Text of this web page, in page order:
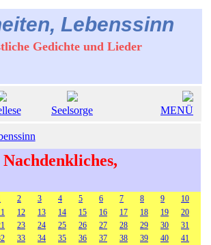
Lebenssinn
Gedichte und Lieder
Seelsorge MENÜ
2 3 4 5 6 7 8 9
10
12 13 14 15 16 17 18 19
20
23 24 25 26 27 28 29 30
31
33 34 35 36 37 38 39 40
41